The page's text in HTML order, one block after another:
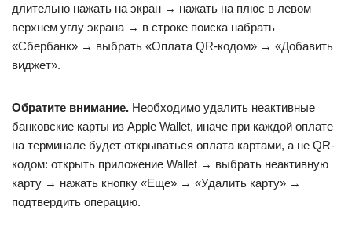
длительно нажать на экран → нажать на плюс в левом
верхнем углу экрана → в строке поиска набрать
«Сбербанк» → выбрать «Оплата QR-кодом» → «Добавить
виджет».
Обратите внимание. Необходимо удалить неактивные
банковские карты из Apple Wallet, иначе при каждой оплате
на терминале будет открываться оплата картами, а не QR-
кодом: открыть приложение Wallet → выбрать неактивную
карту → нажать кнопку «Еще» → «Удалить карту» →
подтвердить операцию.